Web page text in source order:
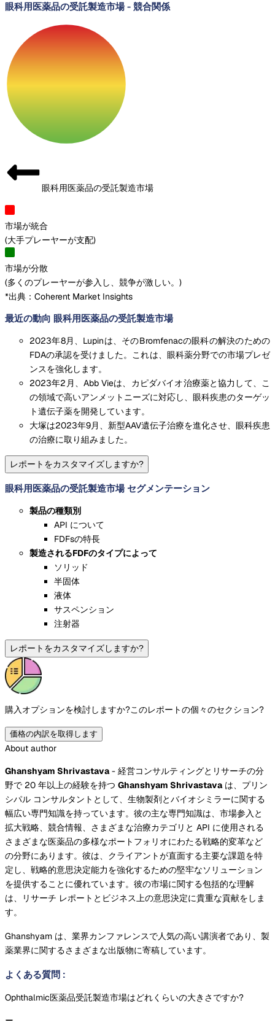
眼科用医薬品の受託製造市場- 競合関係
眼科用医薬品の受託製造市場
市場が統合
(大手プレーヤーが支配)
市場が分散
(多くのプレーヤーが参入し、競争が激しい。 )
*出典：Coherent Market Insights
最近の動向 眼科用医薬品の受託製造市場
2023年8月、Lupinは、そのBromfenacの眼科の解決のための
FDAの承認を受けました。これは、眼科薬分野での市場プレゼ
ンスを強化します。
2023年2月、Abb Vieは、カピダバイオ治療薬と協力して、こ
の領域で高いアンメットニーズに対応し、眼科疾患のターゲッ
ト遺伝子薬を開発しています。
大塚は2023年9月、新型AAV遺伝子治療を進化させ、眼科疾患
の治療に取り組みました。
レポートをカスタマイズしますか?
眼科用医薬品の受託製造市場 セグメンテーション
製品の種類別
API について
FDFsの特長
製造されるFDFのタイプによって
ソリッド
半固体
液体
サスペンション
注射器
レポートをカスタマイズしますか?
購入オプションを検討しますか?このレポートの個々のセクション?
価格の内訳を取得します
About author
Ghanshyam Shrivastava- 経営コンサルティングとリサーチの分
野で 20 年以上の経験を持つ Ghanshyam Shrivastavaは、プリン
シパル コンサルタントとして、生物製剤とバイオシミラーに関する
幅広い専門知識を持っています。彼の主な専門知識は、市場参入と
拡大戦略、競合情報、さまざまな治療カテゴリと API に使用される
さまざまな医薬品の多様なポートフォリオにわたる戦略的変革など
の分野にあります。彼は、クライアントが直面する主要な課題を特
定し、戦略的意思決定能力を強化するための堅牢なソリューション
を提供することに優れています。彼の市場に関する包括的な理解
は、リサーチ レポートとビジネス上の意思決定に貴重な貢献をしま
す。
Ghanshyam は、業界カンファレンスで人気の高い講演者であり、製
薬業界に関するさまざまな出版物に寄稿しています。
よくある質問 :
Ophthalmic医薬品受託製造市場はどれくらいの大きさですか?